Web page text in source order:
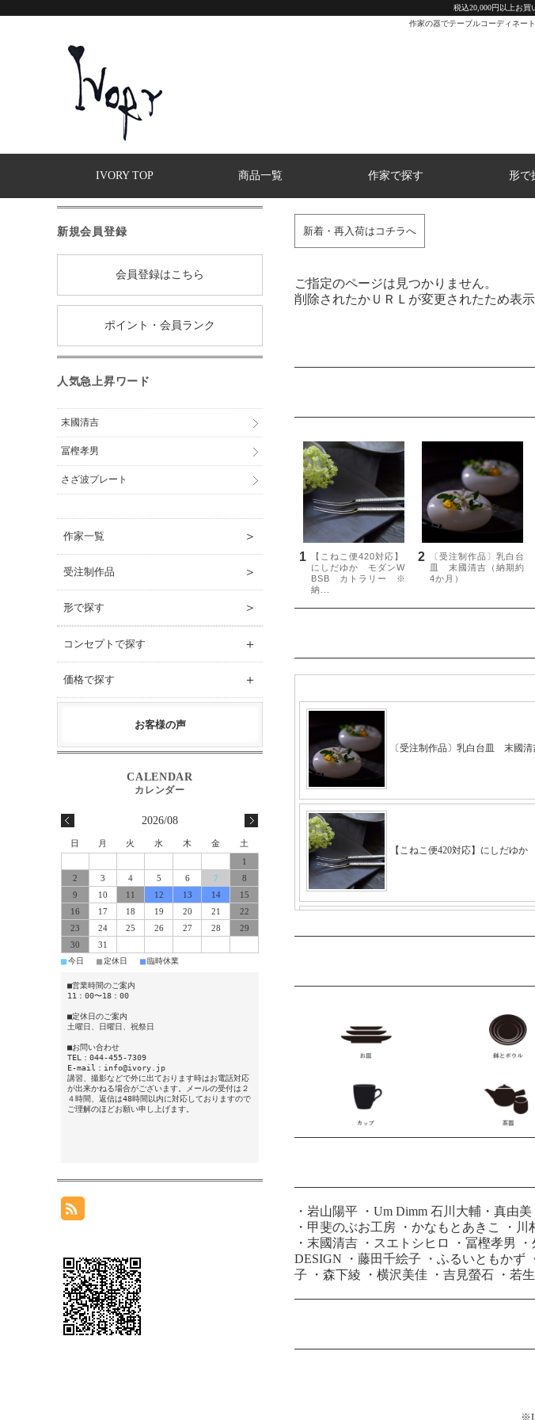
税込20,000円以上お買
作家の器でテーブルコーディネー
IVORY TOP 商品一覧 作家で探す 形で
新着・再入荷はコチラへ
ご指定のページは見つかりません。
削除されたかＵＲＬが変更されたため表示
・ 岩山陽平 ・ Um Dimm 石川大輔・真由美
・ 甲斐のぶお工房 ・ かなもとあきこ ・ 川
・ 末國清吉 ・ スエトシヒロ ・ 冨樫孝男 ・
DESIGN
・ 藤田千絵子 ・ ふるいともかず
子
・ 森下綾 ・ 横沢美佳 ・ 吉見螢石 ・ 若
新規会員登録
会員登録はこちら
ポイント・会員ランク
人気急上昇ワード
末國清吉
冨樫孝男
さざ波プレート
作家一覧 ＞
受注制作品 ＞
形で探す ＞
コンセプトで探す ＋
価格で探す ＋
お客様の声
2026/08
日 月 火 水 木 金
土
1
2
3 4 5 6 7
8
9
10 11 12 13 14
15
16
17 18 19 20 21
22
23
24 25 26 27 28
29
30
31
■今日 ■定休日 ■臨時休業
■営業時間のご案内
11：00〜18：00
■定休日のご案内
土曜日、日曜日、祝祭日
■お問い合わせ
TEL：044-455-7309
E-mail：info@ivory.jp
講習、撮影などで外に出ております時はお電話対応
が出来かねる場合がございます。メールの受付は２
４時間、返信は48時間以内に対応しておりますので
ご理解のほどお願い申し上げます。